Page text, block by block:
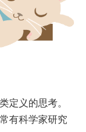
定义的思考。
有科学家研究